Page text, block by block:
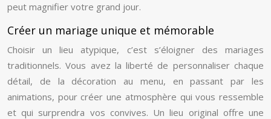
peut magnifier votre grand jour.
Créer un mariage unique et mémorable
Choisir un lieu atypique, c’est s’éloigner des mariages
traditionnels. Vous avez la liberté de personnaliser chaque
détail, de la décoration au menu, en passant par les
animations, pour créer une atmosphère qui vous ressemble
et qui surprendra vos convives. Un lieu original offre une